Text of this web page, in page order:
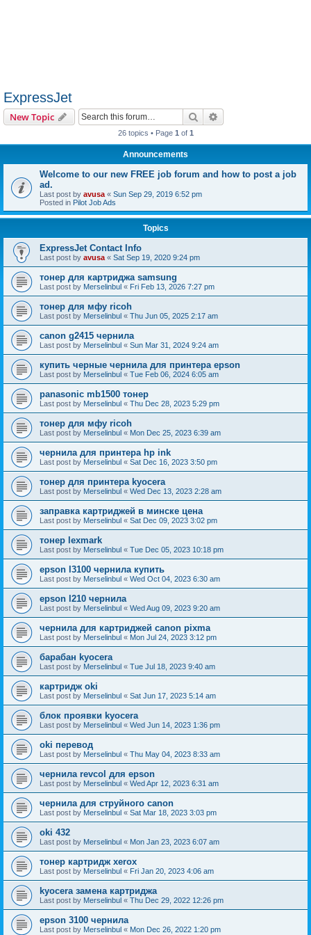
ExpressJet
New Topic Search
26 topics • Page 1 of 1
Announcements
Welcome to our new FREE job forum and how to post a job
ad.
Last post by avusa « Sun Sep 29, 2019 6:52 pm
Posted in Pilot Job Ads
Topics
ExpressJet Contact Info
Last post by avusa « Sat Sep 19, 2020 9:24 pm
тонер для картриджа samsung
Last post by Merselinbul « Fri Feb 13, 2026 7:27 pm
тонер для мфу ricoh
Last post by Merselinbul « Thu Jun 05, 2025 2:17 am
canon g2415 чернила
Last post by Merselinbul « Sun Mar 31, 2024 9:24 am
купить черные чернила для принтера epson
Last post by Merselinbul « Tue Feb 06, 2024 6:05 am
panasonic mb1500 тонер
Last post by Merselinbul « Thu Dec 28, 2023 5:29 pm
тонер для мфу ricoh
Last post by Merselinbul « Mon Dec 25, 2023 6:39 am
чернила для принтера hp ink
Last post by Merselinbul « Sat Dec 16, 2023 3:50 pm
тонер для принтера kyocera
Last post by Merselinbul « Wed Dec 13, 2023 2:28 am
заправка картриджей в минске цена
Last post by Merselinbul « Sat Dec 09, 2023 3:02 pm
тонер lexmark
Last post by Merselinbul « Tue Dec 05, 2023 10:18 pm
epson l3100 чернила купить
Last post by Merselinbul « Wed Oct 04, 2023 6:30 am
epson l210 чернила
Last post by Merselinbul « Wed Aug 09, 2023 9:20 am
чернила для картриджей canon pixma
Last post by Merselinbul « Mon Jul 24, 2023 3:12 pm
барабан kyocera
Last post by Merselinbul « Tue Jul 18, 2023 9:40 am
картридж oki
Last post by Merselinbul « Sat Jun 17, 2023 5:14 am
блок проявки kyocera
Last post by Merselinbul « Wed Jun 14, 2023 1:36 pm
oki перевод
Last post by Merselinbul « Thu May 04, 2023 8:33 am
чернила revcol для epson
Last post by Merselinbul « Wed Apr 12, 2023 6:31 am
чернила для струйного canon
Last post by Merselinbul « Sat Mar 18, 2023 3:03 pm
oki 432
Last post by Merselinbul « Mon Jan 23, 2023 6:07 am
тонер картридж xerox
Last post by Merselinbul « Fri Jan 20, 2023 4:06 am
kyocera замена картриджа
Last post by Merselinbul « Thu Dec 29, 2022 12:26 pm
epson 3100 чернила
Last post by Merselinbul « Mon Dec 26, 2022 1:20 pm